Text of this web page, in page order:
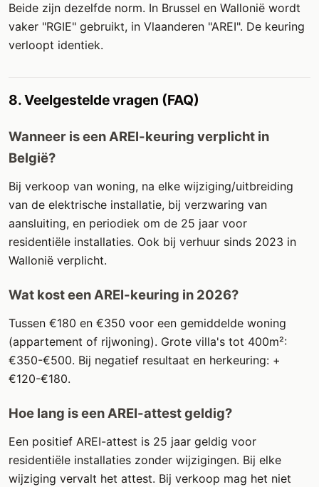
Beide zijn dezelfde norm. In Brussel en Wallonië wordt
vaker "RGIE" gebruikt, in Vlaanderen "AREI". De keuring
verloopt identiek.
8. Veelgestelde vragen (FAQ)
Wanneer is een AREI-keuring verplicht in
België?
Bij verkoop van woning, na elke wijziging/uitbreiding
van de elektrische installatie, bij verzwaring van
aansluiting, en periodiek om de 25 jaar voor
residentiële installaties. Ook bij verhuur sinds 2023 in
Wallonië verplicht.
Wat kost een AREI-keuring in 2026?
Tussen €180 en €350 voor een gemiddelde woning
(appartement of rijwoning). Grote villa's tot 400m²:
€350-€500. Bij negatief resultaat en herkeuring: +
€120-€180.
Hoe lang is een AREI-attest geldig?
Een positief AREI-attest is 25 jaar geldig voor
residentiële installaties zonder wijzigingen. Bij elke
wijziging vervalt het attest. Bij verkoop mag het niet